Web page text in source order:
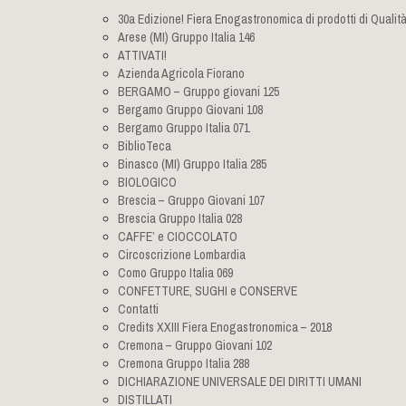
30a Edizione! Fiera Enogastronomica di prodotti di Qualità
Arese (MI) Gruppo Italia 146
ATTIVATI!
Azienda Agricola Fiorano
BERGAMO – Gruppo giovani 125
Bergamo Gruppo Giovani 108
Bergamo Gruppo Italia 071
BiblioTeca
Binasco (MI) Gruppo Italia 285
BIOLOGICO
Brescia – Gruppo Giovani 107
Brescia Gruppo Italia 028
CAFFE’ e CIOCCOLATO
Circoscrizione Lombardia
Como Gruppo Italia 069
CONFETTURE, SUGHI e CONSERVE
Contatti
Credits XXIII Fiera Enogastronomica – 2018
Cremona – Gruppo Giovani 102
Cremona Gruppo Italia 288
DICHIARAZIONE UNIVERSALE DEI DIRITTI UMANI
DISTILLATI